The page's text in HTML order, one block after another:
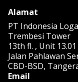
Alamat
PT Indonesia
Trembesi Tower
13th fl. , Unit 13.01
Jalan Pahlawan
CBD-BSD,
Email